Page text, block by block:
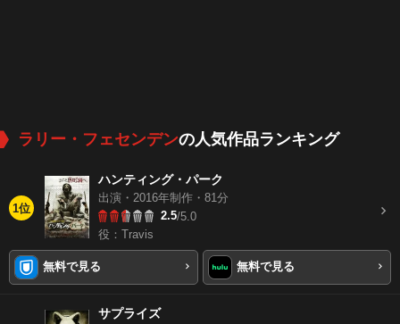
ラリー・フェセンデンの人気作品ランキング
1位
ハンティング・パーク
出演・2016年制作・81分
2.5/5.0
役：Travis
無料で見る 無料で見る
サプライズ